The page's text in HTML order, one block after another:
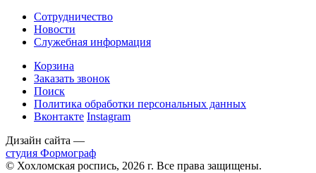
Сотрудничество
Новости
Служебная информация
Корзина
Заказать звонок
Поиск
Политика обработки персональных данных
Вконтакте Instagram
Дизайн сайта —
студия Формограф
© Хохломская роспись, 2026 г. Все права защищены.